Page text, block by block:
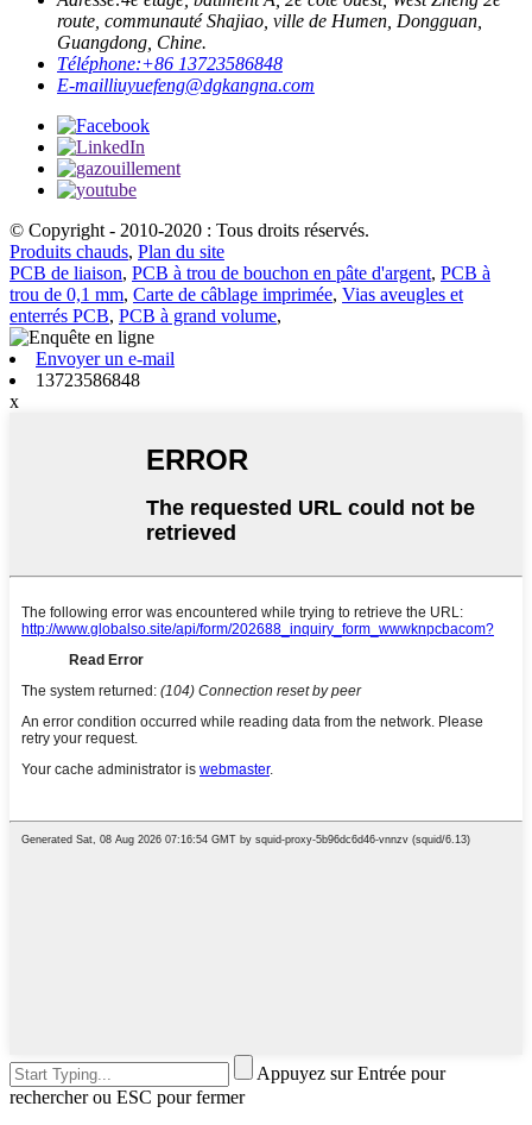
route, communauté Shajiao, ville de Humen, Dongguan,
Guangdong, Chine.
Téléphone:+86 13723586848
E-mailliuyuefeng@dgkangna.com
© Copyright - 2010-2020 : Tous droits réservés.
Produits chauds, Plan du site
PCB de liaison, PCB à trou de bouchon en pâte d'argent, PCB à
trou de 0,1 mm, Carte de câblage imprimée, Vias aveugles et
enterrés PCB, PCB à grand volume,
Envoyer un e-mail
13723586848
x
Appuyez sur Entrée pour
rechercher ou ESC pour fermer